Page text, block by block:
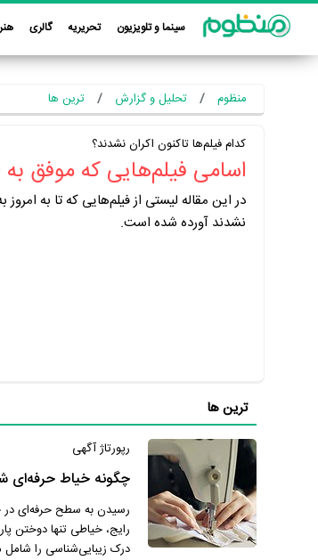
سینما و تلویزیون تحریریه گالری
منظوم تحلیل و گزارش ترین ها
کدام فیلم‌ها تاکنون اکران نشدند؟
اسامی فیلم‌هایی که موفق
در این مقاله لیستی از فیلم‌هایی که تا به
نشدند آورده شده است.
ترین ها
رپورتاژ آگهی
چگونه خیاط حرفه‌ای
رسیدن به سطح حرفه‌ای در
رایج، خیاطی تنها دوختن
درک زیبایی‌شناسی را